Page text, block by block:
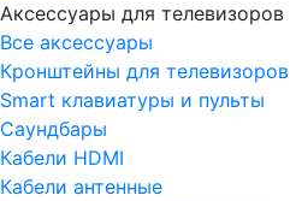
Аксессуары для телевизоров
Все аксессуары
Кронштейны для телевизоров
Smart клавиатуры и пульты
Саундбары
Кабели HDMI
Кабели антенные